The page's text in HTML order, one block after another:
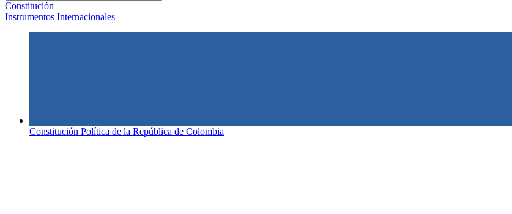
Constitución
Instrumentos Internacionales
Constitución Política de la República de Colombia